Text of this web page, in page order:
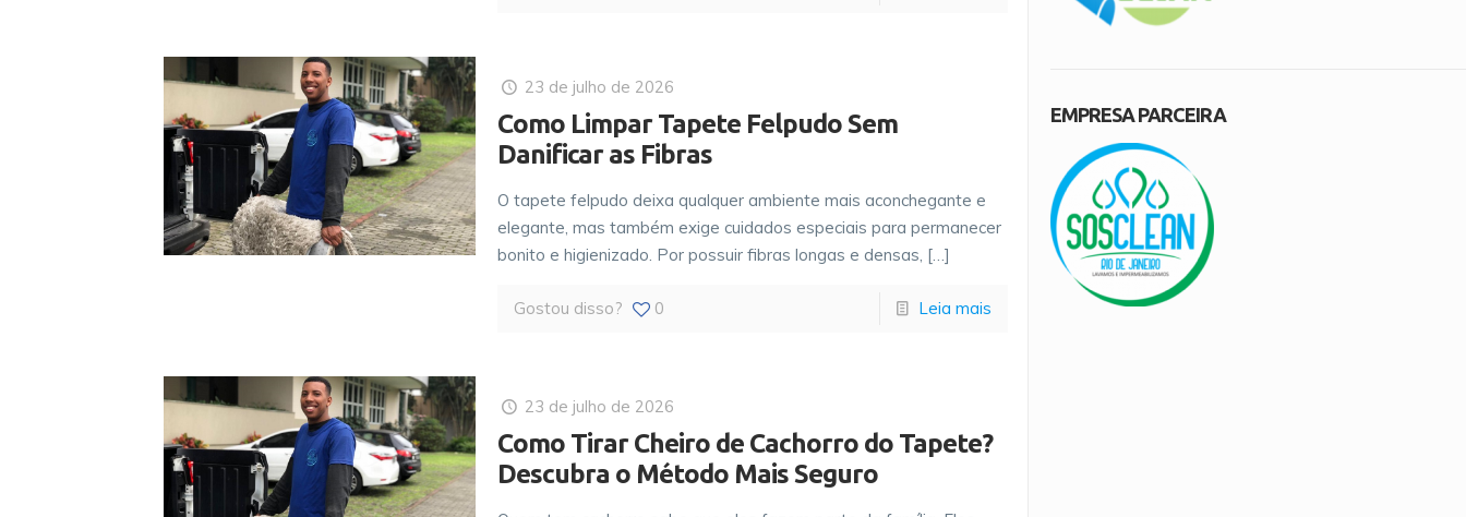
23 de julho de 2026
Como Limpar Tapete Felpudo Sem
Danificar as Fibras
O tapete felpudo deixa qualquer ambiente mais aconchegante e
elegante, mas também exige cuidados especiais para permanecer
bonito e higienizado. Por possuir fibras longas e densas, […]
Gostou disso? 0 Leia mais
23 de julho de 2026
Como Tirar Cheiro de Cachorro do Tapete?
Descubra o Método Mais Seguro
EMPRESA PARCEIRA